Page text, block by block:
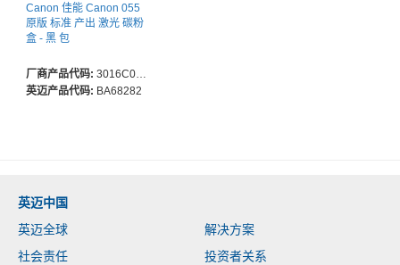
Canon 佳能 Canon 055
原版 标准 产出 激光 碳粉
盒 - 黑 包
厂商产品代码: 3016C003AA
英迈产品代码: BA68282
英迈中国
英迈全球
解决方案
社会责任
投资者关系